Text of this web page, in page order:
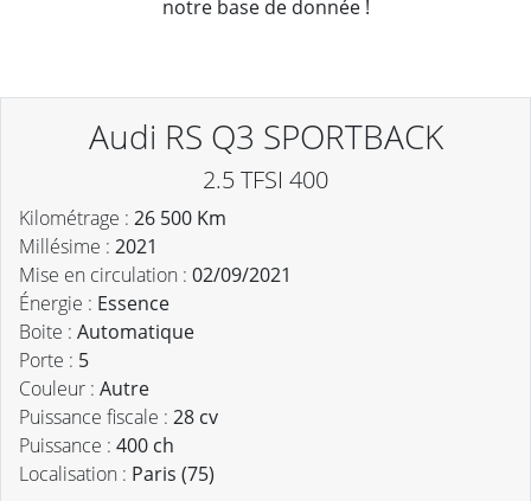
notre base de donnée !
Audi RS Q3 SPORTBACK
2.5 TFSI 400
Kilométrage : 26 500 Km
Millésime : 2021
Mise en circulation : 02/09/2021
Énergie : Essence
Boite : Automatique
Porte : 5
Couleur : Autre
Puissance fiscale : 28 cv
Puissance : 400 ch
Localisation : Paris (75)